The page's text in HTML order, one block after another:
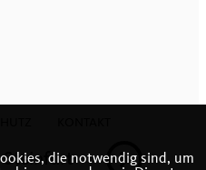
Steinfurtdie notwendig sind, um